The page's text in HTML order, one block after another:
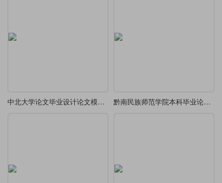
中北大学论文毕业设计论文模板1.0 黔南民族师范学院本科毕业论文（理科类）模板